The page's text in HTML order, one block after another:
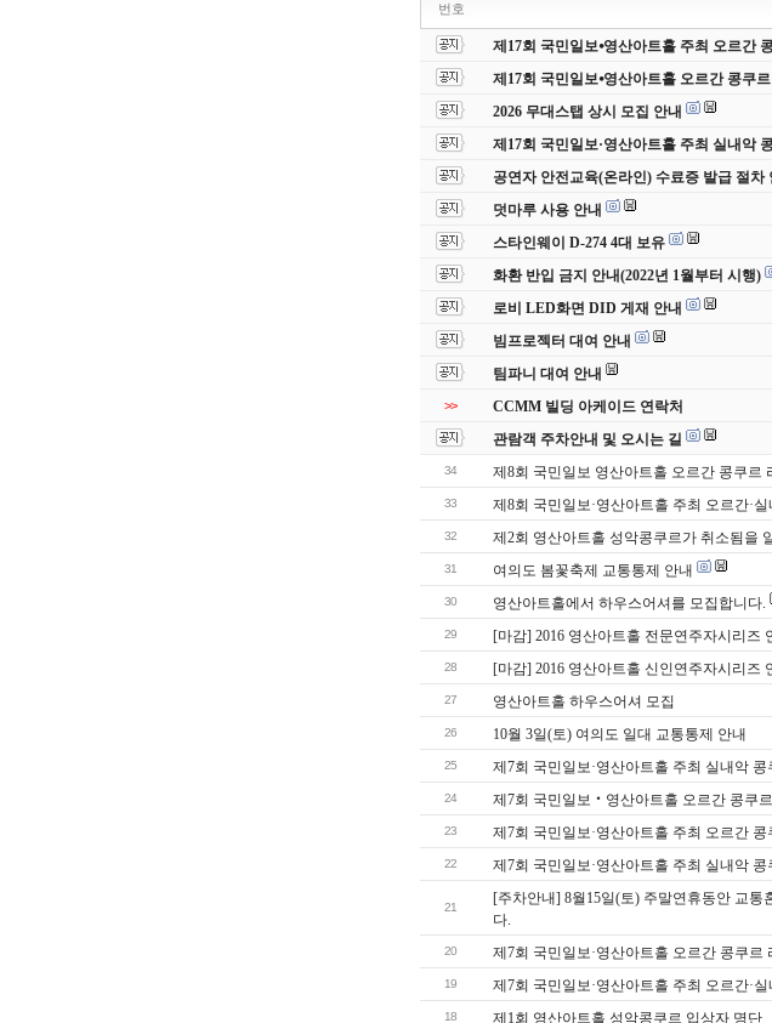
번호
제17회 국민일보⦁영산아트홀 주최 오르간
제17회 국민일보⦁영산아트홀 오르간 콩쿠
2026 무대스탭 상시 모집 안내
제17회 국민일보·영산아트홀 주최 실내악
공연자 안전교육(온라인) 수료증 발급 절차
덧마루 사용 안내
스타인웨이 D-274 4대 보유
화환 반입 금지 안내(2022년 1월부터 시행)
로비 LED화면 DID 게재 안내
빔프로젝터 대여 안내
팀파니 대여 안내
>> CCMM 빌딩 아케이드 연락처
관람객 주차안내 및 오시는 길
34 제8회 국민일보 영산아트홀 오르간 콩쿠르
33 제8회 국민일보·영산아트홀 주최 오르간·
32 제2회 영산아트홀 성악콩쿠르가 취소됨을
31 여의도 봄꽃축제 교통통제 안내
30 영산아트홀에서 하우스어셔를 모집합니다.
29 [마감] 2016 영산아트홀 전문연주자시리즈
28 [마감] 2016 영산아트홀 신인연주자시리즈
27 영산아트홀 하우스어셔 모집
26 10월 3일(토) 여의도 일대 교통통제 안내
25 제7회 국민일보·영산아트홀 주최 실내악 콩
24 제7회 국민일보‧영산아트홀 오르간 콩쿠
23 제7회 국민일보·영산아트홀 주최 오르간 콩
22 제7회 국민일보·영산아트홀 주최 실내악 콩
21
[주차안내] 8월15일(토) 주말연휴동안 교통
다.
20 제7회 국민일보·영산아트홀 오르간 콩쿠르
19 제7회 국민일보·영산아트홀 주최 오르간·
18 제1회 영산아트홀 성악콩쿠르 입상자 명단